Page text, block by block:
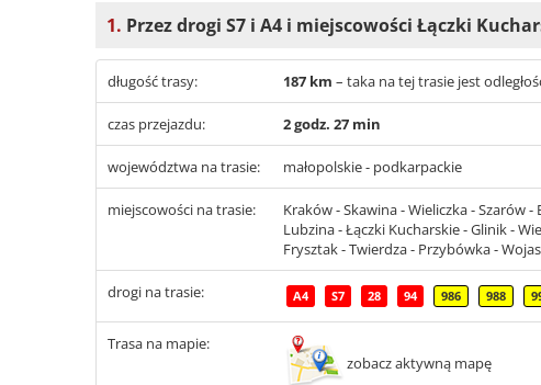
1. Przez drogi S7 i A4 i miejscowości Łączki
długość trasy: 187 km – taka na tej trasie jest
czas przejazdu: 2 godz. 27 min
województwa na trasie: małopolskie - podkarpackie
miejscowości na trasie:
Kraków - Skawina - Wieliczka - Szarów
Lubzina - Łączki Kucharskie - Glinik -
Frysztak - Twierdza - Przybówka -
drogi na trasie: A4 S7 28 94 986 988
Trasa na mapie:
zobacz aktywną mapę